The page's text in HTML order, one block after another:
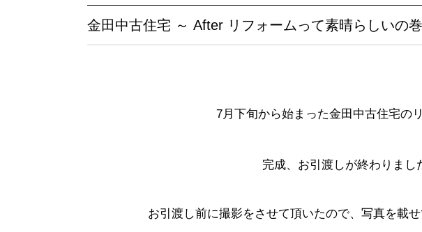
金田中古住宅 ～ After リフォームって素晴らしいの
7月下旬から始まった金田中古住宅の
完成、お引渡しが終わりまし
お引渡し前に撮影をさせて頂いたので、写真を載